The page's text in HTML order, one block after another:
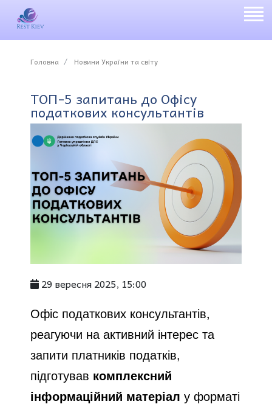
Головна Новини України та світу
ТОП-5 запитань до Офісу
податкових консультантів
29 вересня 2025, 15:00
Офіс податкових консультантів,
реагуючи на активний інтерес та
запити платників податків,
підготував комплексний
інформаційний матеріал у форматі